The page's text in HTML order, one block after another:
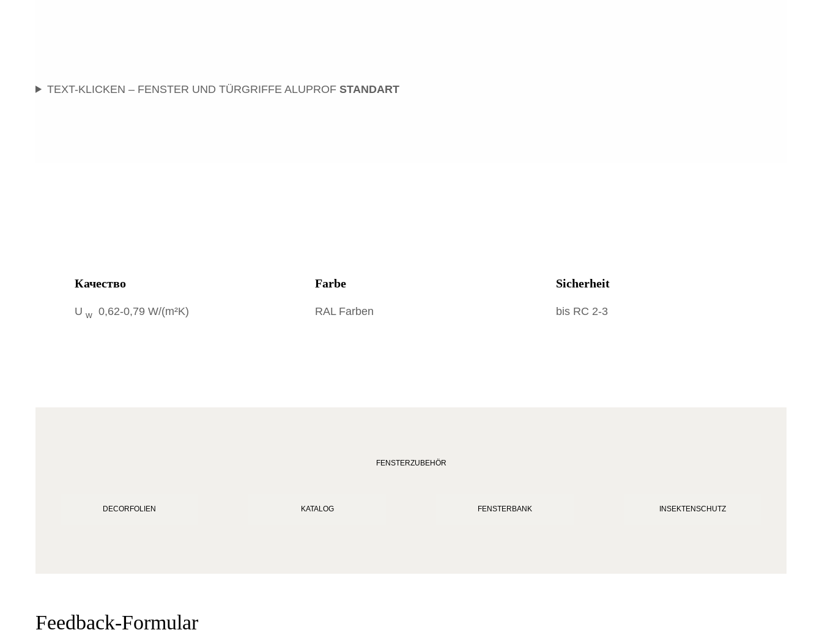
TEXT-KLICKEN – FENSTER UND TÜRGRIFFE ALUPROFSTANDART
Качество
U w 0,62-0,79 W/(m²K)
Farbe
RAL Farben
Sicherheit
bis RC 2-3
FENSTERZUBEHÖR
DECORFOLIEN KATALOG FENSTERBANK INSEKTENSCHUTZ
Feedback-Formular